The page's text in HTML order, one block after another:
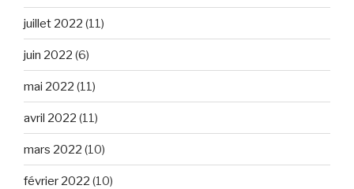
juillet 2022 (11)
juin 2022 (6)
mai 2022 (11)
avril 2022 (11)
mars 2022 (10)
février 2022 (10)